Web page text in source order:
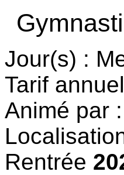
Jour(s) :
Tarif
Animé par
Rentrée